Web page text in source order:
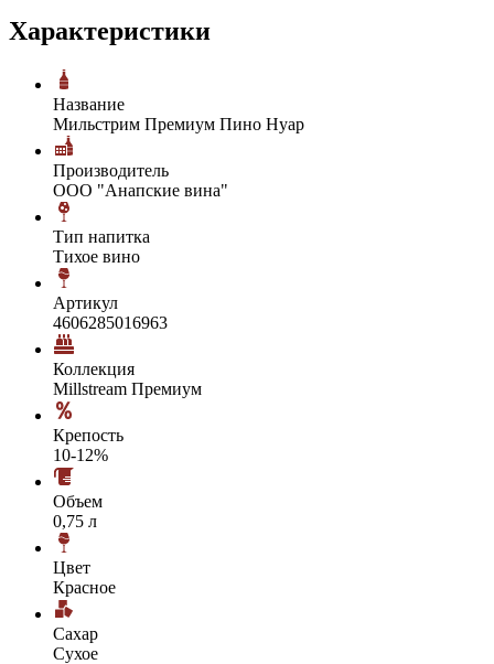
Характеристики
Название
Мильстрим Премиум Пино Нуар
Производитель
ООО "Анапские вина"
Тип напитка
Тихое вино
Артикул
4606285016963
Коллекция
Millstream Премиум
Крепость
10-12%
Объем
0,75 л
Цвет
Красное
Сахар
Сухое